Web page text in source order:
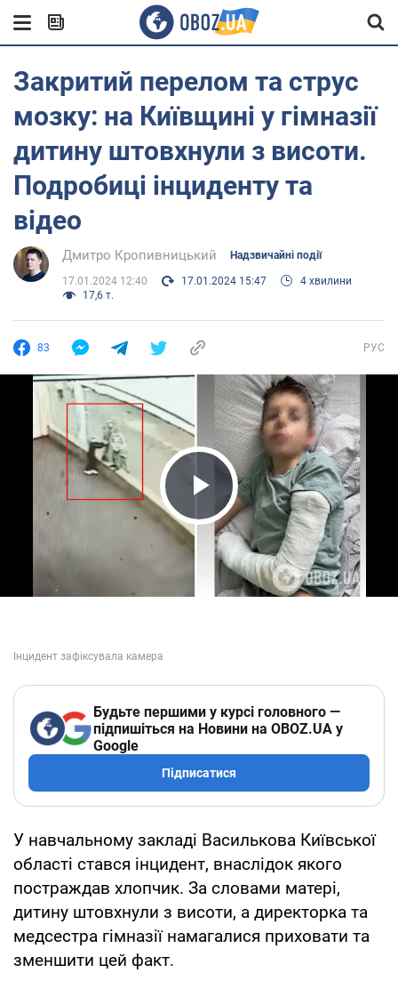
Закритий перелом та струс
мозку: на Київщині у гімназії
дитину штовхнули з висоти.
Подробиці інциденту та
відео
Дмитро Кропивницький Надзвичайні події
17.01.2024 12:40 17.01.2024 15:47
4 хвилини
17,6 т.
83 РУС
Play Video
Будьте першими у курсі головного —
підпишіться на Новини на OBOZ.UA у
Google
Підписатися
У навчальному закладі Василькова Київської
області стався інцидент, внаслідок якого
постраждав хлопчик. За словами матері,
дитину штовхнули з висоти, а директорка та
медсестра гімназії намагалися приховати та
зменшити цей факт.